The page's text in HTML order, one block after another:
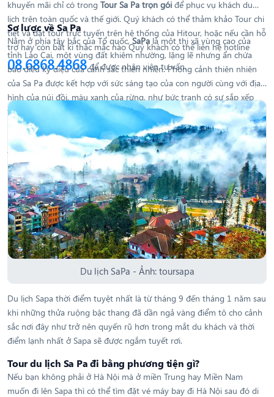
khuyến mãi chỉ có trong Tour Sa Pa trọn gói để phục vụ khách du
lịch trên toàn quốc và thế giới. Quý khách có thể thảm khảo Tour chi
tiết và đặt tour trực tuyến trên hệ thống của Hitour, hoặc nếu cần hỗ
trợ hay còn bất kì thắc mắc nào Quý khách có thể liên hệ hotline
08.6868.4868để được nhân viên tư vấn.
Sơ lược về Sa Pa
Nằm ở phía tây bắc của Tổ quốc,SaPalà một thị xã vùng cao của
tỉnh Lào Cai, một vùng đất khiêm nhường, lặng lẽ nhưng ẩn chứa
bao điều kỳ diệu của cảnh sắc thiên nhiên. Phong cảnh thiên nhiên
của Sa Pa được kết hợp với sức sáng tạo của con người cùng với địa
hình của núi đồi, màu xanh của rừng, như bức tranh có sự sắp xếp
theo một bố cục hài hoà tạo nên một vùng có nhiều cảnh sắc thơ
mộng hấp dẫn. Khí hậu ở Sapa khá đặc biệt, trong một ngày du
khách đitour du lịch Sa pasẽ được tận hưởng của 4 mùa xuân, hạ,
thu, đông. Bên cạnh đó vào mỗi mùa trong năm khung cảnh Sapa lại
khoác trên mình một nét riêng, đem đến cho du khách những trải
nghiệm khó quên.
Du lịch SaPa - Ảnh: toursapa
Du lịch Sapa thời điểm tuyệt nhất là từ tháng 9 đến tháng 1 năm sau
khi những thửa ruộng bậc thang đã dần ngả vàng điểm tô cho cảnh
sắc nơi đây như trở nên quyến rũ hơn trong mắt du khách và thời
điểm lạnh nhất ở Sapa sẽ được ngắm tuyết rơi.
Tour du lịch Sa Pa đi bằng phương tiện gì?
Nếu bạn không phải ở Hà Nội mà ở miền Trung hay Miền Nam
muốn đi lên Sapa thì có thể tìm đặt vé máy bay đi Hà Nội sau đó di